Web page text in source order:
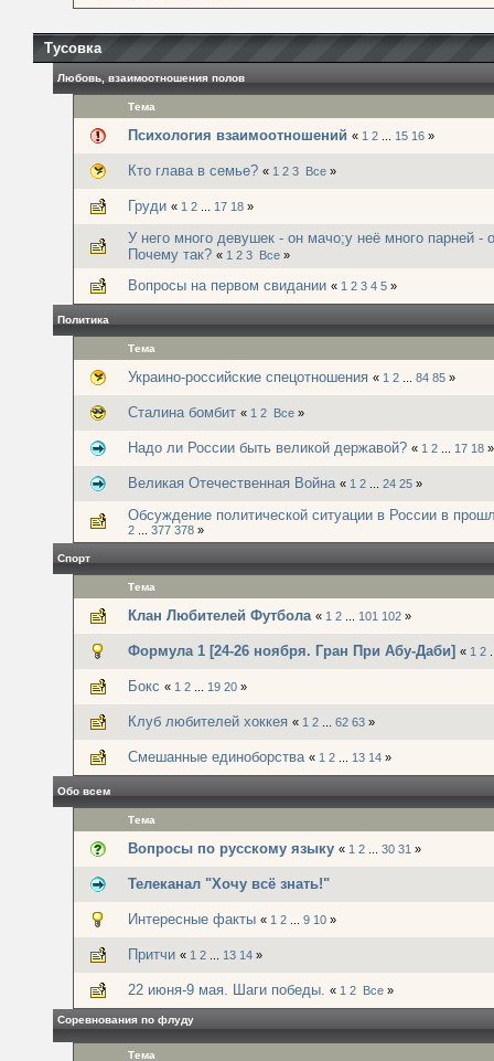
Тусовка
Любовь, взаимоотношения полов
Тема
Психология взаимоотношений « 1 2 15 16 »
Кто глава в семье? « 1 2 3 Все »
Груди « 1 2 17 18 »
У него много девушек - он мачо;у неё много парней -
Почему так? « 1 2 3 Все »
Вопросы на первом свидании « 1 2 3 4 5 »
Политика
Тема
Украино-российские спецотношения « 1 2 84 85 »
Сталина бомбит « 1 2 Все »
Надо ли России быть великой державой? « 1 2 17 18 »
Великая Отечественная Война « 1 2 24 25 »
Обсуждение политической ситуации в России в
2 377 378 »
Спорт
Тема
Клан Любителей Футбола « 1 2 101 102 »
Формула 1 [24-26 ноября. Гран При Абу-Даби] « 1 2
Бокс « 1 2 19 20 »
Клуб любителей хоккея « 1 2 62 63 »
Смешанные единоборства « 1 2 13 14 »
Обо всем
Тема
Вопросы по русскому языку « 1 2 30 31 »
Телеканал "Хочу всё знать!"
Интересные факты « 1 2 9 10 »
Притчи « 1 2 13 14 »
22 июня-9 мая. Шаги победы. « 1 2 Все »
Соревнования по флуду
Тема